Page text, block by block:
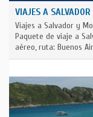
VIAJES A
Viajes a Salvador y
Paquete de viaje a
aéreo, ruta: Buenos